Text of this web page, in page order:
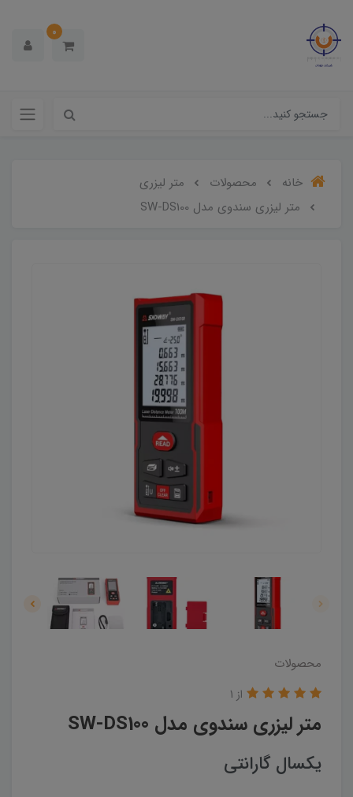
0
خانه محصولات
متر لیزری
متر لیزری سندوی مدل SW-DS100
محصولات
متر لیزری سندوی مدل SW-DS100
از 1
یکسال گارانتی